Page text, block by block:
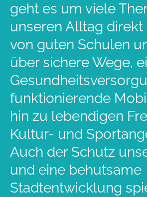
geht es um viele
unseren Alltag direkt
von guten Schulen
über sichere Wege,
funktionierende
hin zu lebendigen
Kultur- und
Auch der Schutz
und eine behutsame
Stadtentwicklung